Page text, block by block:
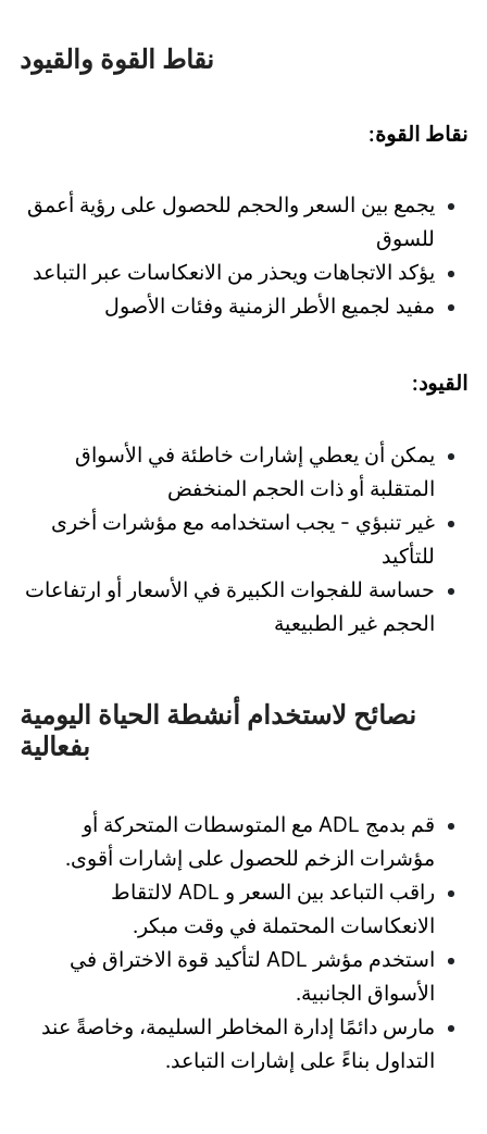
نقاط القوة والقيود
نقاط القوة:
يجمع بين السعر والحجم للحصول على رؤية أعمق
للسوق
يؤكد الاتجاهات ويحذر من الانعكاسات عبر التباعد
مفيد لجميع الأطر الزمنية وفئات الأصول
القيود:
يمكن أن يعطي إشارات خاطئة في الأسواق
المتقلبة أو ذات الحجم المنخفض
غير تنبؤي - يجب استخدامه مع مؤشرات أخرى
للتأكيد
حساسة للفجوات الكبيرة في الأسعار أو ارتفاعات
الحجم غير الطبيعية
نصائح لاستخدام أنشطة الحياة اليومية
بفعالية
قم بدمج ADL مع المتوسطات المتحركة أو
مؤشرات الزخم للحصول على إشارات أقوى.
راقب التباعد بين السعر و ADL لالتقاط
الانعكاسات المحتملة في وقت مبكر.
استخدم مؤشر ADL لتأكيد قوة الاختراق في
الأسواق الجانبية.
مارس دائمًا إدارة المخاطر السليمة، وخاصةً عند
التداول بناءً على إشارات التباعد.